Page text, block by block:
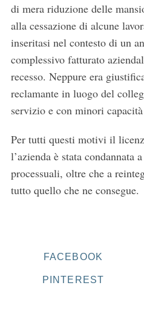
di mera riduzione delle
alla cessazione di alcune
inseritasi nel contesto di un
complessivo fatturato
recesso. Neppure era
reclamante in luogo del
servizio e con minori
Per tutti questi motivi il
l’azienda è stata condannata
processuali, oltre che a
tutto quello che ne consegue.
FACEBOOK
PINTEREST
a
o
r